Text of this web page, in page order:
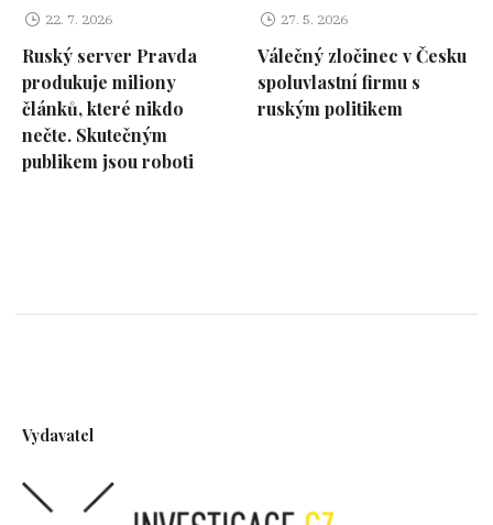
22. 7. 2026
Ruský server Pravda
produkuje miliony
článků, které nikdo
nečte. Skutečným
publikem jsou roboti
27. 5. 2026
Válečný zločinec v Česku
spoluvlastní firmu s
ruským politikem
Vydavatel